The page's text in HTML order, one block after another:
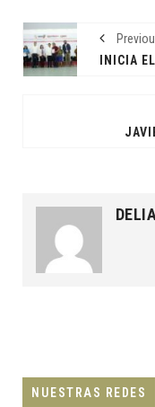
NUESTRAS REDES